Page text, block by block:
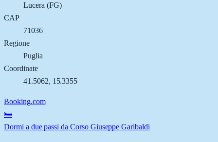
Lucera (FG)
CAP
71036
Regione
Puglia
Coordinate
41.5062, 15.3355
Booking.com
🛏️
Dormi a due passi da Corso Giuseppe Garibaldi